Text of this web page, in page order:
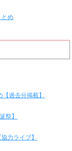
め
過去分掲載】
祭】
力ライブ】